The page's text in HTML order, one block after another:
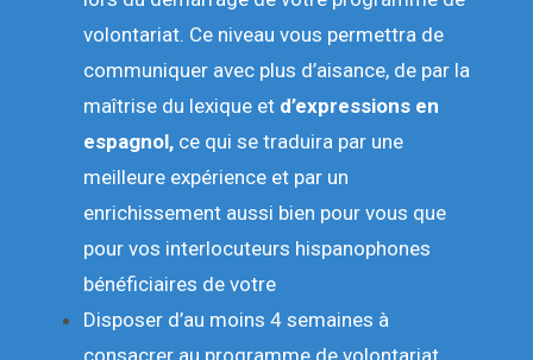
volontariat. Ce niveau vous permettra de
communiquer avec plus d’aisance, de par la
maîtrise du lexique et d’expressions en
espagnol, ce qui se traduira par une
meilleure expérience et par un
enrichissement aussi bien pour vous que
pour vos interlocuteurs hispanophones
bénéficiaires de votre
Disposer d’au moins 4 semaines à